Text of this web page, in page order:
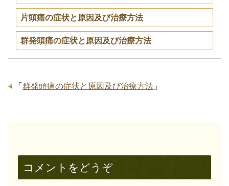
片頭痛の症状と原因及び治療方法
群発頭痛の症状と原因及び治療方法
「 群発頭痛の症状と原因及び治療方法 」
コメントをどうぞ